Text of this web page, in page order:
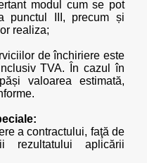
modul cum se pot
punctul III, precum și
realiza;
de închiriere este
TVA. În cazul în
valoarea estimată,
a contractului, faţă de
rezultatului aplicării